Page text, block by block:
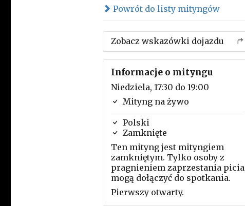
Powrót do listy mityngów
Zobacz wskazówki dojazdu
Informacje o mityngu
Niedziela, 17:30 do 19:00
Mityng na żywo
Polski
Zamknięte
Ten mityng jest mityngiem
zamkniętym. Tylko osoby z
pragnieniem zaprzestania picia
mogą dołączyć do spotkania.
Pierwszy otwarty.